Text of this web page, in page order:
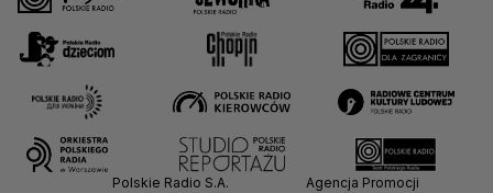
Polskie Radio S.A.
Agencja Promocji